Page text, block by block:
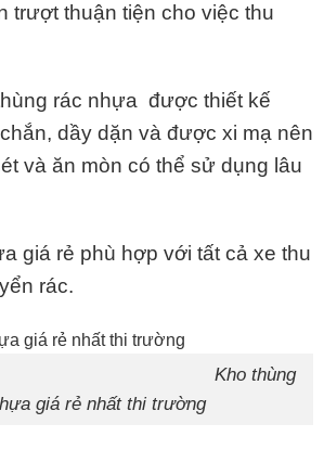
trượt thuận tiện cho việc thu
rác nhựa được thiết kế
dầy dặn và được xi mạ nên
và ăn mòn có thể sử dụng lâu
giá rẻ phù hợp với tất cả xe thu
rác.
thùng
giá rẻ nhất thi trường